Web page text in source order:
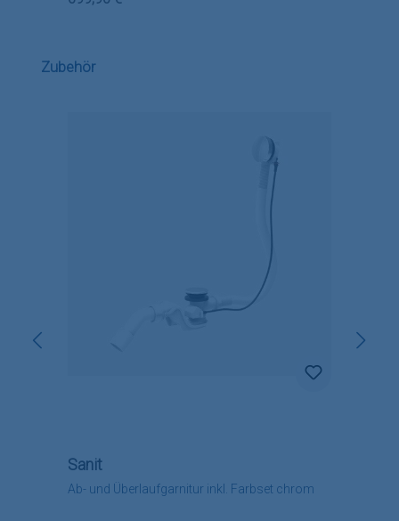
Produktgalerie überspringen
Zubehör
Ab- und Überlaufgarnitur inkl. Farbset chrom
Sanit